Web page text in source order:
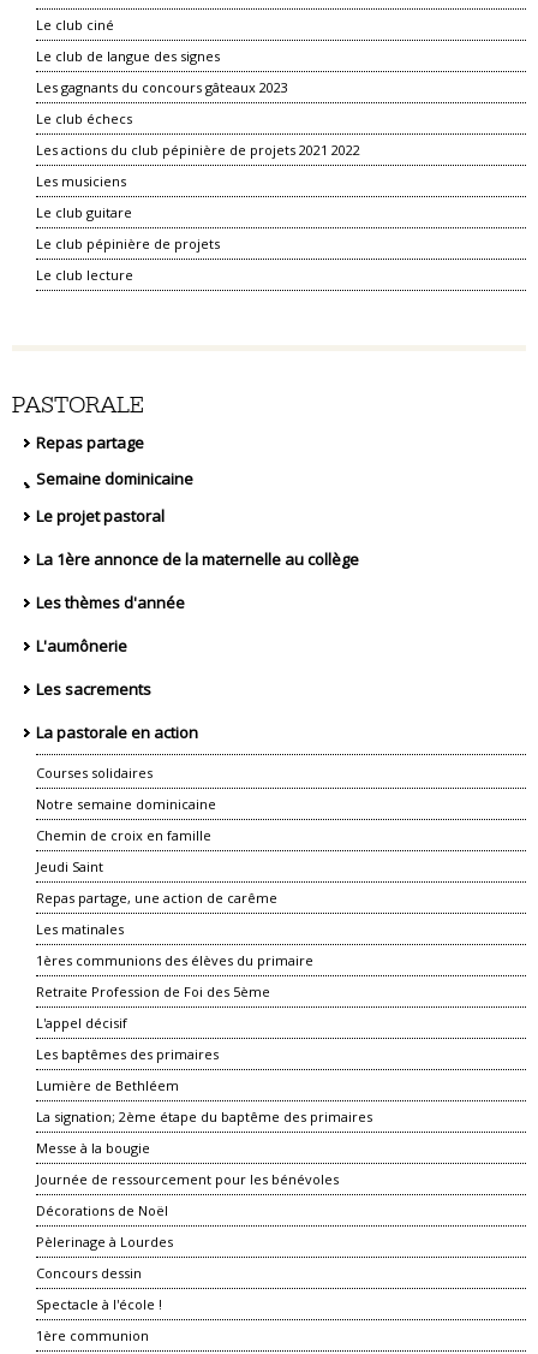
Le club ciné
Le club de langue des signes
Les gagnants du concours gâteaux 2023
Le club échecs
Les actions du club pépinière de projets 2021 2022
Les musiciens
Le club guitare
Le club pépinière de projets
Le club lecture
PASTORALE
Repas partage
Semaine dominicaine
Le projet pastoral
La 1ère annonce de la maternelle au collège
Les thèmes d'année
L'aumônerie
Les sacrements
La pastorale en action
Courses solidaires
Notre semaine dominicaine
Chemin de croix en famille
Jeudi Saint
Repas partage, une action de carême
Les matinales
1ères communions des élèves du primaire
Retraite Profession de Foi des 5ème
L'appel décisif
Les baptêmes des primaires
Lumière de Bethléem
La signation; 2ème étape du baptême des primaires
Messe à la bougie
Journée de ressourcement pour les bénévoles
Décorations de Noël
Pèlerinage à Lourdes
Concours dessin
Spectacle à l'école !
1ère communion